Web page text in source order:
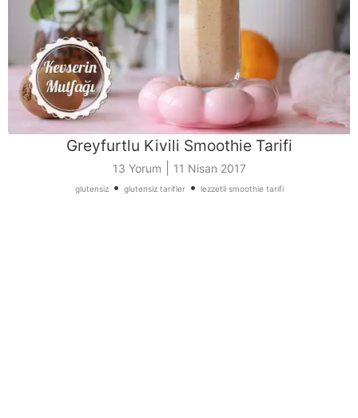
Greyfurtlu Kivili Smoothie Tarifi
13 Yorum 11 Nisan 2017
glutensiz• glutensiz tarifler• lezzetli smoothie tarifi